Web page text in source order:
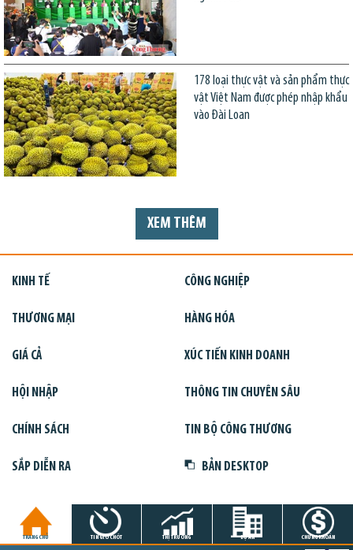
178 loại thực vật và sản phẩm thực
vật Việt Nam được phép nhập khẩu
vào Đài Loan
XEM THÊM
KINH TẾ CÔNG NGHIỆP
THƯƠNG MẠI HÀNG HÓA
GIÁ CẢ XÚC TIẾN KINH DOANH
HỘI NHẬP THÔNG TIN CHUYÊN SÂU
CHÍNH SÁCH TIN BỘ CÔNG THƯƠNG
SẮP DIỄN RA BẢN DESKTOP
TRANG CHỦ TIN GIỜ CHÓT THỊ TRƯỜNG DỰ ÁN CHỨNG KHOÁN